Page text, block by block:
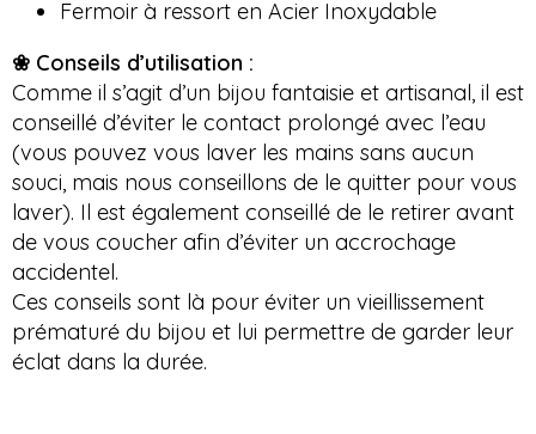
Fermoir à ressort en Acier Inoxydable
❀ Conseils d’utilisation :
Comme il s’agit d’un bijou fantaisie et artisanal, il est
conseillé d’éviter le contact prolongé avec l’eau
(vous pouvez vous laver les mains sans aucun
souci, mais nous conseillons de le quitter pour vous
laver). Il est également conseillé de le retirer avant
de vous coucher afin d’éviter un accrochage
accidentel.
Ces conseils sont là pour éviter un vieillissement
prématuré du bijou et lui permettre de garder leur
éclat dans la durée.